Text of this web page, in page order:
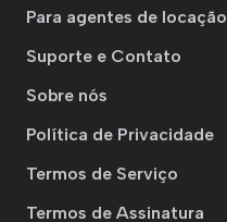
Para agentes de locação
Suporte e Contato
Sobre nós
Política de Privacidade
Termos de Serviço
Termos de Assinatura